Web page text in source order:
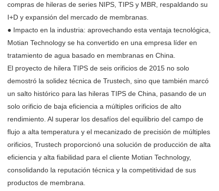
compras de hileras de series NIPS, TIPS y MBR, respaldando su
I+D y expansión del mercado de membranas.
● Impacto en la industria: aprovechando esta ventaja tecnológica,
Motian Technology se ha convertido en una empresa líder en
tratamiento de agua basado en membranas en China.
El proyecto de hilera TIPS de seis orificios de 2015 no solo
demostró la solidez técnica de Trustech, sino que también marcó
un salto histórico para las hileras TIPS de China, pasando de un
solo orificio de baja eficiencia a múltiples orificios de alto
rendimiento. Al superar los desafíos del equilibrio del campo de
flujo a alta temperatura y el mecanizado de precisión de múltiples
orificios, Trustech proporcionó una solución de producción de alta
eficiencia y alta fiabilidad para el cliente Motian Technology,
consolidando la reputación técnica y la competitividad de sus
productos de membrana.